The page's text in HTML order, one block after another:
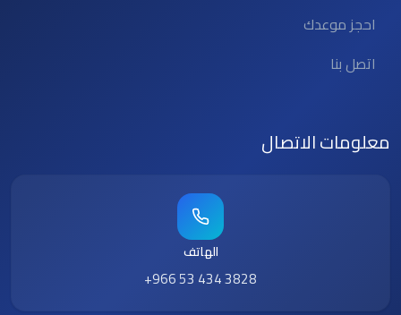
احجز موعدك
اتصل بنا
معلومات الاتصال
الهاتف
+966 53 434 3828